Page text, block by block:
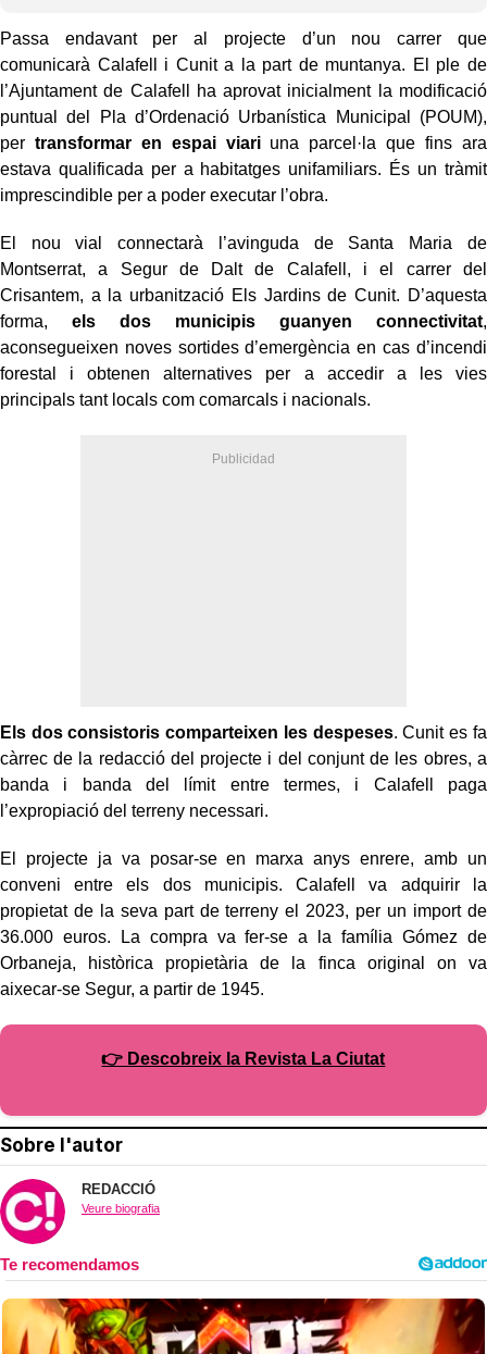
Passa endavant per al projecte d’un nou carrer que
comunicarà Calafell i Cunit a la part de muntanya. El ple de
l’Ajuntament de Calafell ha aprovat inicialment la modificació
puntual del Pla d’Ordenació Urbanística Municipal (POUM),
per transformar en espai viariuna parcel·la que fins ara
estava qualificada per a habitatges unifamiliars. És un tràmit
imprescindible per a poder executar l’obra.
El nou vial connectarà l’avinguda de Santa Maria de
Montserrat, a Segur de Dalt de Calafell, i el carrer del
Crisantem, a la urbanització Els Jardins de Cunit. D’aquesta
forma, els dos municipis guanyen connectivitat,
aconsegueixen noves sortides d’emergència en cas d’incendi
forestal i obtenen alternatives per a accedir a les vies
principals tant locals com comarcals i nacionals.
Els dos consistoris comparteixen les despeses. Cunit es fa
càrrec de la redacció del projecte i del conjunt de les obres, a
banda i banda del límit entre termes, i Calafell paga
l’expropiació del terreny necessari.
El projecte ja va posar-se en marxa anys enrere, amb un
conveni entre els dos municipis. Calafell va adquirir la
propietat de la seva part de terreny el 2023, per un import de
36.000 euros. La compra va fer-se a la família Gómez de
Orbaneja, històrica propietària de la finca original on va
aixecar-se Segur, a partir de 1945.
👉 Descobreix la Revista La Ciutat
Sobre l'autor
REDACCIÓ
Veure biografia